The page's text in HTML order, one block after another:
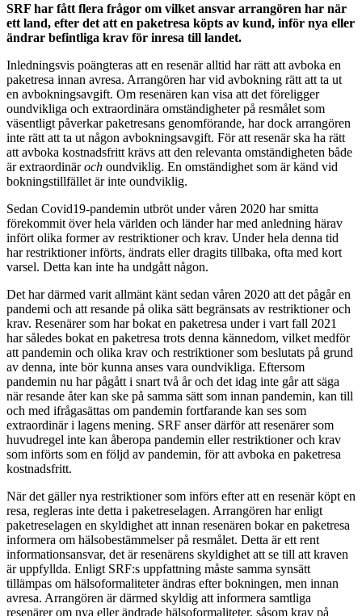
SRF har fått flera frågor om vilket ansvar arrangören har när
ett land, efter det att en paketresa köpts av kund, inför nya eller
ändrar befintliga krav för inresa till landet.
Inledningsvis poängteras att en resenär alltid har rätt att avboka en
paketresa innan avresa. Arrangören har vid avbokning rätt att ta ut
en avbokningsavgift. Om resenären kan visa att det föreligger
oundvikliga och extraordinära omständigheter på resmålet som
väsentligt påverkar paketresans genomförande, har dock arrangören
inte rätt att ta ut någon avbokningsavgift. För att resenär ska ha rätt
att avboka kostnadsfritt krävs att den relevanta omständigheten både
är extraordinäroch oundviklig. En omständighet som är känd vid
bokningstillfället är inte oundviklig.
Sedan Covid19-pandemin utbröt under våren 2020 har smitta
förekommit över hela världen och länder har med anledning härav
infört olika former av restriktioner och krav. Under hela denna tid
har restriktioner införts, ändrats eller dragits tillbaka, ofta med kort
varsel. Detta kan inte ha undgått någon.
Det har därmed varit allmänt känt sedan våren 2020 att det pågår en
pandemi och att resande på olika sätt begränsats av restriktioner och
krav. Resenärer som har bokat en paketresa under i vart fall 2021
har således bokat en paketresa trots denna kännedom, vilket medför
att pandemin och olika krav och restriktioner som beslutats på grund
av denna, inte bör kunna anses vara oundvikliga. Eftersom
pandemin nu har pågått i snart två år och det idag inte går att säga
när resande åter kan ske på samma sätt som innan pandemin, kan till
och med ifrågasättas om pandemin fortfarande kan ses som
extraordinär i lagens mening. SRF anser därför att resenärer som
huvudregel inte kan åberopa pandemin eller restriktioner och krav
som införts som en följd av pandemin, för att avboka en paketresa
kostnadsfritt.
När det gäller nya restriktioner som införs efter att en resenär köpt en
resa, regleras inte detta i paketreselagen. Arrangören har enligt
paketreselagen en skyldighet att innan resenären bokar en paketresa
informera om hälsobestämmelser på resmålet. Detta är ett rent
informationsansvar, det är resenärens skyldighet att se till att kraven
är uppfyllda. Enligt SRF:s uppfattning måste samma synsätt
tillämpas om hälsoformaliteter ändras efter bokningen, men innan
avresa. Arrangören är därmed skyldig att informera samtliga
resenärer om nya eller ändrade hälsoformaliteter, såsom krav på